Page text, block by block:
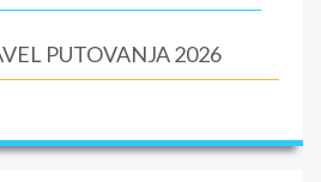
PUTOVANJA 2026